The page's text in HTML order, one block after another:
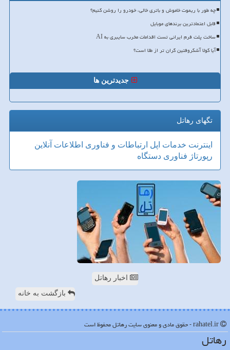
چه طور با ریموت خاموش و باتری خالی، خودرو را روشن کنیم؟
قابل اعتمادترین برندهای موبایل
ساخت پلت فرم ایرانی تست اقدامات مخرب سایبری به AI
آیا کولا آشکروفتین گران تر از طلا است؟
جدیدترین ها
تگهای رهاتل
اینترنت خدمات اپل ارتباطات و فناوری اطلاعات آنلاین
رپورتاژ فناوری دستگاه
اخبار رهاتل
بازگشت به خانه
رهاتل